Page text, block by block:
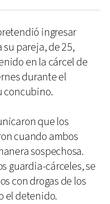
ingresar
pareja, de 25,
en la cárcel de
durante el
concubino.
que los
cuando ambos
sospechosa.
guardia-cárceles, se
con drogas de los
el detenido.